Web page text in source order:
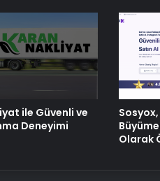
Ürünleri
Porego ile
Kolay
ile Güvenli ve
Deneyimi
Olarak